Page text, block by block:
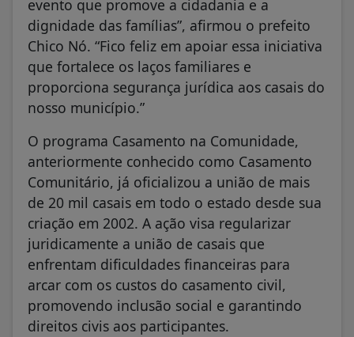
evento que promove a cidadania e a
dignidade das famílias”, afirmou o prefeito
Chico Nó. “Fico feliz em apoiar essa iniciativa
que fortalece os laços familiares e
proporciona segurança jurídica aos casais do
nosso município.”
O programa Casamento na Comunidade,
anteriormente conhecido como Casamento
Comunitário, já oficializou a união de mais
de 20 mil casais em todo o estado desde sua
criação em 2002. A ação visa regularizar
juridicamente a união de casais que
enfrentam dificuldades financeiras para
arcar com os custos do casamento civil,
promovendo inclusão social e garantindo
direitos civis aos participantes.